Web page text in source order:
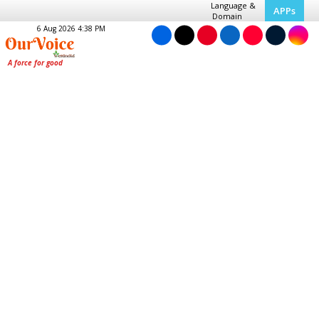
Language &
Domain
APPs
6 Aug 2026 4:38 PM